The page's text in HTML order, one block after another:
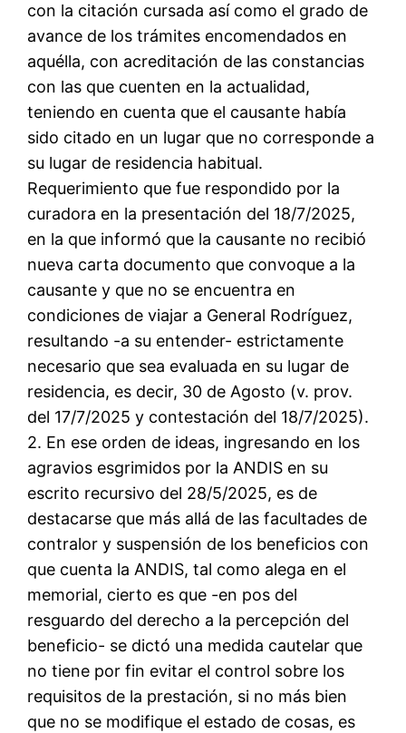
con la citación cursada así como el grado de
avance de los trámites encomendados en
aquélla, con acreditación de las constancias
con las que cuenten en la actualidad,
teniendo en cuenta que el causante había
sido citado en un lugar que no corresponde a
su lugar de residencia habitual.
Requerimiento que fue respondido por la
curadora en la presentación del 18/7/2025,
en la que informó que la causante no recibió
nueva carta documento que convoque a la
causante y que no se encuentra en
condiciones de viajar a General Rodríguez,
resultando -a su entender- estrictamente
necesario que sea evaluada en su lugar de
residencia, es decir, 30 de Agosto (v. prov.
del 17/7/2025 y contestación del 18/7/2025).
2. En ese orden de ideas, ingresando en los
agravios esgrimidos por la ANDIS en su
escrito recursivo del 28/5/2025, es de
destacarse que más allá de las facultades de
contralor y suspensión de los beneficios con
que cuenta la ANDIS, tal como alega en el
memorial, cierto es que -en pos del
resguardo del derecho a la percepción del
beneficio- se dictó una medida cautelar que
no tiene por fin evitar el control sobre los
requisitos de la prestación, si no más bien
que no se modifique el estado de cosas, es